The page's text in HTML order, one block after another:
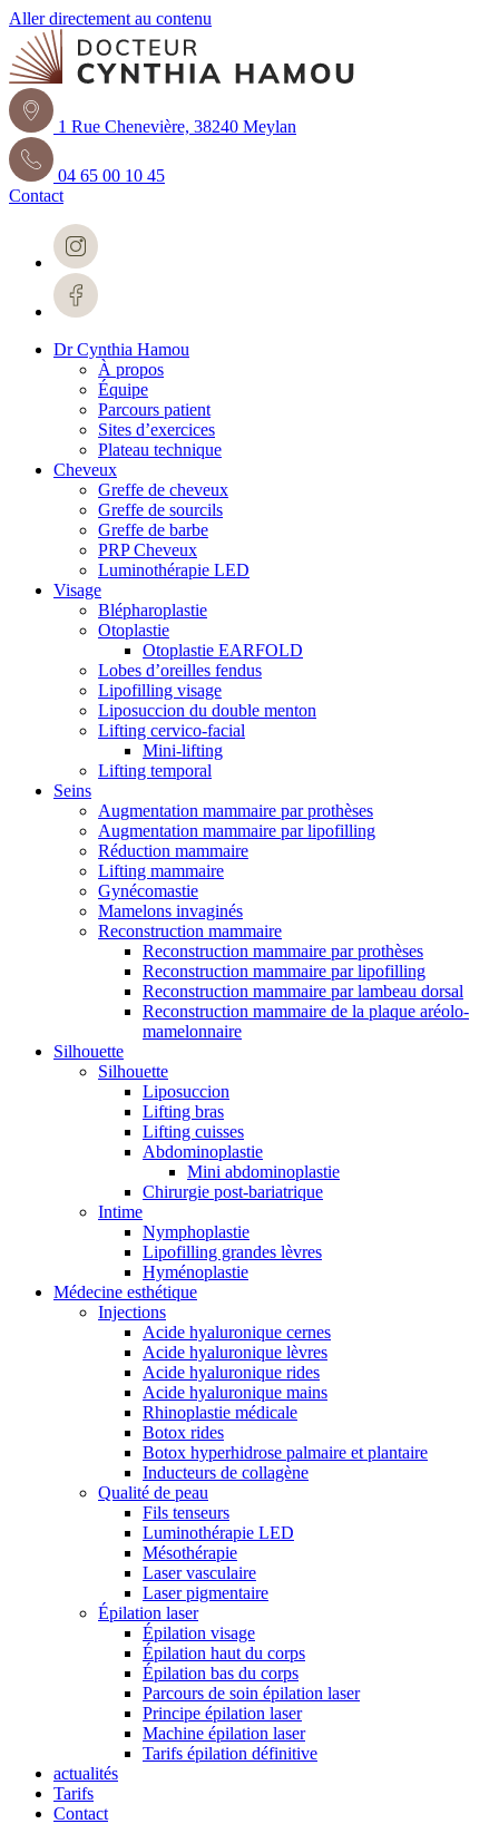
Aller directement au contenu
1 Rue Chenevière, 38240 Meylan
04 65 00 10 45
Contact
Dr Cynthia Hamou
À propos
Équipe
Parcours patient
Sites d’exercices
Plateau technique
Cheveux
Greffe de cheveux
Greffe de sourcils
Greffe de barbe
PRP Cheveux
Luminothérapie LED
Visage
Blépharoplastie
Otoplastie
Otoplastie EARFOLD
Lobes d’oreilles fendus
Lipofilling visage
Liposuccion du double menton
Lifting cervico-facial
Mini-lifting
Lifting temporal
Seins
Augmentation mammaire par prothèses
Augmentation mammaire par lipofilling
Réduction mammaire
Lifting mammaire
Gynécomastie
Mamelons invaginés
Reconstruction mammaire
Reconstruction mammaire par prothèses
Reconstruction mammaire par lipofilling
Reconstruction mammaire par lambeau dorsal
Reconstruction mammaire de la plaque aréolo-
mamelonnaire
Silhouette
Silhouette
Liposuccion
Lifting bras
Lifting cuisses
Abdominoplastie
Mini abdominoplastie
Chirurgie post-bariatrique
Intime
Nymphoplastie
Lipofilling grandes lèvres
Hyménoplastie
Médecine esthétique
Injections
Acide hyaluronique cernes
Acide hyaluronique lèvres
Acide hyaluronique rides
Acide hyaluronique mains
Rhinoplastie médicale
Botox rides
Botox hyperhidrose palmaire et plantaire
Inducteurs de collagène
Qualité de peau
Fils tenseurs
Luminothérapie LED
Mésothérapie
Laser vasculaire
Laser pigmentaire
Épilation laser
Épilation visage
Épilation haut du corps
Épilation bas du corps
Parcours de soin épilation laser
Principe épilation laser
Machine épilation laser
Tarifs épilation définitive
actualités
Tarifs
Contact